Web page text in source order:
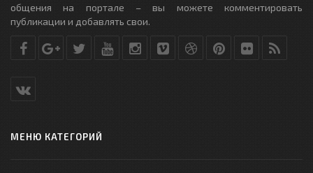
общения на портале – вы можете комментировать
публикации и добавлять свои.
МЕНЮ КАТЕГОРИЙ